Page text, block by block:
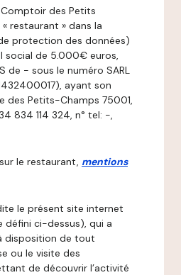
Comptoir des Petits
restaurant » dans la
protection des données)
social de 5.000€ euros,
de - sous le numéro SARL
ayant son
des Petits-Champs 75001,
834 114 324, n° tel: -,
le restaurant, mentions
le présent site internet
défini ci-dessus), qui a
disposition de tout
ou le visite des
de découvrir l’activité